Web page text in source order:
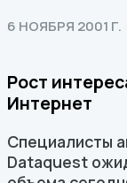
6 НОЯБРЯ 2001 Г.
Рост
Интернет
Специалисты
Dataquest